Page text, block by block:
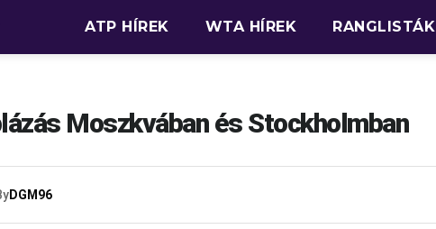
ATP HÍREK WTA HÍREK RANGLISTÁK
Moszkvában és Stockholmban
DGM96